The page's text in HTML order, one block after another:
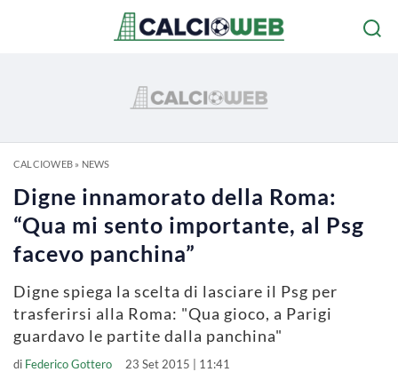
CALCIOWEB» NEWS
Digne innamorato della Roma:
“Qua mi sento importante, al Psg
facevo panchina”
Digne spiega la scelta di lasciare il Psg per
trasferirsi alla Roma: "Qua gioco, a Parigi
guardavo le partite dalla panchina"
di Federico Gottero 23 Set 2015 | 11:41